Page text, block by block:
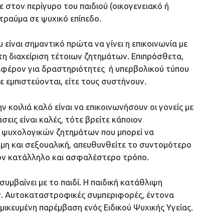
περίγυρο του παιδιού (οικογενειακό ή
σε ψυχικό επίπεδο.
σημαντικό πρώτα να γίνει η επικοινωνία με
διαχείριση τέτοιων ζητημάτων. Επιπρόσθετα,
για δραστηριότητες ή υπερβολικού τύπου
είτε τους συστήνουν.
καλό είναι να επικοινωνήσουν οι γονείς με
είναι καλές, τότε βρείτε κάποιον
ζητημάτων που μπορεί να
και σεξουαλική, απευθυνθείτε το συντομότερο
κατάλληλο και ασφαλέστερο τρόπο.
με το παιδί. Η παιδική κατάθλιψη
Αυτοκαταστροφικές συμπεριφορές, έντονα
παρέμβαση ενός Ειδικού Ψυχικής Υγείας.